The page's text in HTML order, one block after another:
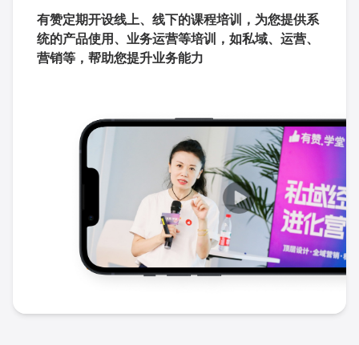
有赞定期开设线上、线下的课程培训，为您提供系
统的产品使用、业务运营等培训，如私域、运营、
营销等，帮助您提升业务能力